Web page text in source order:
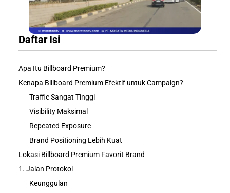
Daftar Isi
Apa Itu Billboard Premium?
Kenapa Billboard Premium Efektif untuk Campaign?
Traffic Sangat Tinggi
Visibility Maksimal
Repeated Exposure
Brand Positioning Lebih Kuat
Lokasi Billboard Premium Favorit Brand
1. Jalan Protokol
Keunggulan